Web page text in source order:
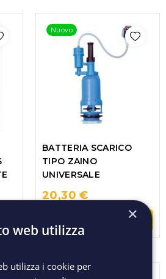
Nuovo
BATTERIA SCARICO
TIPO ZAINO
UNIVERSALE
20,30 €
×
web utilizza
utilizza i cookie per